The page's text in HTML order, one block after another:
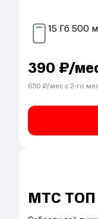
15 Гб 500
390 ₽/
650 ₽/мес с 2-го
МТС ТОП